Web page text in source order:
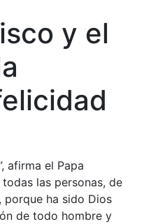
y el
afirma el Papa
las personas, de
porque ha sido Dios
de todo hombre y